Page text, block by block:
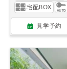
宅配BOX
見学予約